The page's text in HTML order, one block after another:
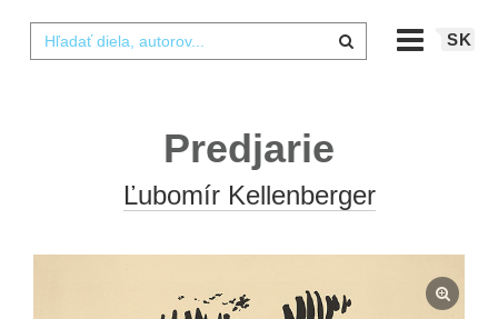
SK
Predjarie
Ľubomír Kellenberger